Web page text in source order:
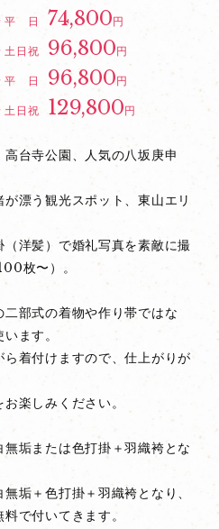
平 日 74,800円
土日祝 96,800円
平 日 96,800円
土日祝 129,800円
台寺公園、人気の八坂庚申
漂う観光スポット、東山エリ
洋髪）で婚礼写真を素敵に撮
枚〜）。
部式の着物や作り帯ではな
ます。
着付けますので、仕上がりが
楽しみください。
垢または色打掛＋羽織袴とな
垢＋色打掛＋羽織袴となり、
で付いてきます。